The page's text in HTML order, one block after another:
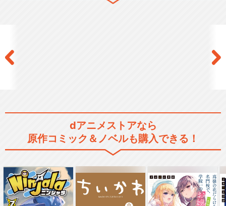
KING OF PRISM -PRIDE th…
KING OF PRISM -Dramatic…
舞台「KING OF PRISM －Ov
er …
dアニメストアなら
原作コミック＆ノベルも購入できる！